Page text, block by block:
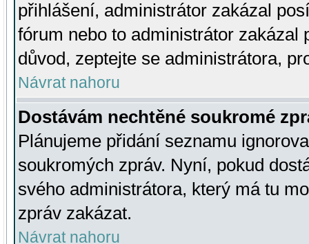
přihlášení, administrátor zakázal
fórum nebo to administrátor zakázal
důvod, zeptejte se administrátora,
Návrat nahoru
Dostávám nechtěné soukromé
Plánujeme přidání seznamu
soukromých zpráv. Nyní, pokud
svého administrátora, který má tu
zpráv zakázat.
Návrat nahoru